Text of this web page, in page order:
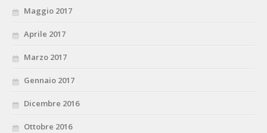
Maggio 2017
Aprile 2017
Marzo 2017
Gennaio 2017
Dicembre 2016
Ottobre 2016